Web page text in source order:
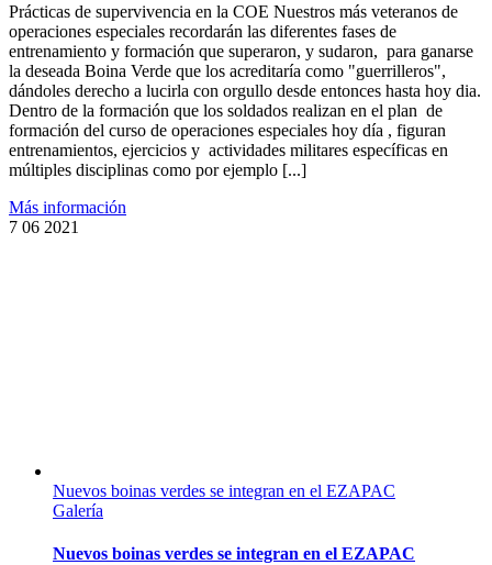
de
supervivencia
en
la
COE:
capítulo
1
Prácticas de supervivencia en la COE Nuestros más veteranos de
operaciones especiales recordarán las diferentes fases de
entrenamiento y formación que superaron, y sudaron, para ganarse
la deseada Boina Verde que los acreditaría como "guerrilleros",
dándoles derecho a lucirla con orgullo desde entonces hasta hoy dia.
Dentro de la formación que los soldados realizan en el plan de
formación del curso de operaciones especiales hoy día , figuran
entrenamientos, ejercicios y actividades militares específicas en
múltiples disciplinas como por ejemplo [...]
Más información
7 06 2021
Nuevos boinas verdes se integran en el EZAPAC
Galería
Nuevos boinas verdes se integran en el EZAPAC